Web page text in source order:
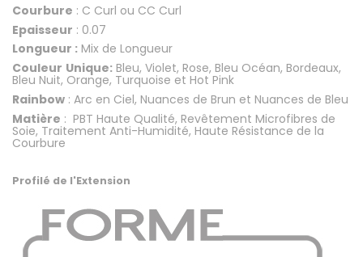
Courbure : C Curl ou CC Curl
Epaisseur : 0.07
Longueur : Mix de Longueur
Couleur Unique: Bleu, Violet, Rose, Bleu Océan, Bordeaux,
Bleu Nuit, Orange, Turquoise et Hot Pink
Rainbow : Arc en Ciel, Nuances de Brun et Nuances de Bleu
Matière : PBT Haute Qualité, Revêtement Microfibres de
Soie, Traitement Anti-Humidité, Haute Résistance de la
Courbure
Profilé de l'Extension